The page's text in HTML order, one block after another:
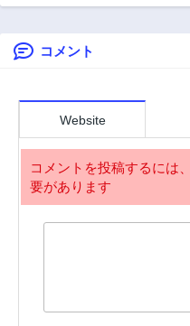
コメント
Website
コメントを投稿するには、
要があります